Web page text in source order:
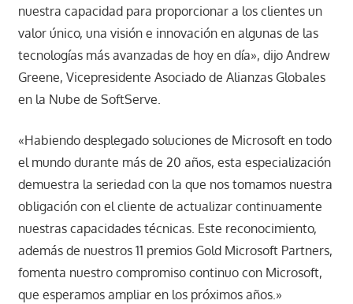
nuestra capacidad para proporcionar a los clientes un
valor único, una visión e innovación en algunas de las
tecnologías más avanzadas de hoy en día», dijo Andrew
Greene, Vicepresidente Asociado de Alianzas Globales
en la Nube de SoftServe.
«Habiendo desplegado soluciones de Microsoft en todo
el mundo durante más de 20 años, esta especialización
demuestra la seriedad con la que nos tomamos nuestra
obligación con el cliente de actualizar continuamente
nuestras capacidades técnicas. Este reconocimiento,
además de nuestros 11 premios Gold Microsoft Partners,
fomenta nuestro compromiso continuo con Microsoft,
que esperamos ampliar en los próximos años.»